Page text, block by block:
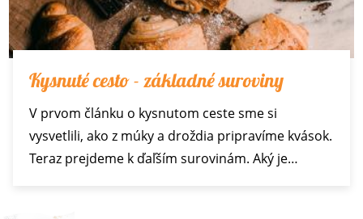
Kysnuté cesto - základné suroviny
V prvom článku o kysnutom ceste sme si
vysvetlili, ako z múky a droždia pripravíme kvások.
Teraz prejdeme k ďaľším surovinám. Aký je…